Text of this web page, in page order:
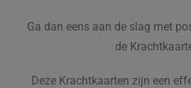
Ga dan eens aan de slag met
de
Deze Krachtkaarten zijn een